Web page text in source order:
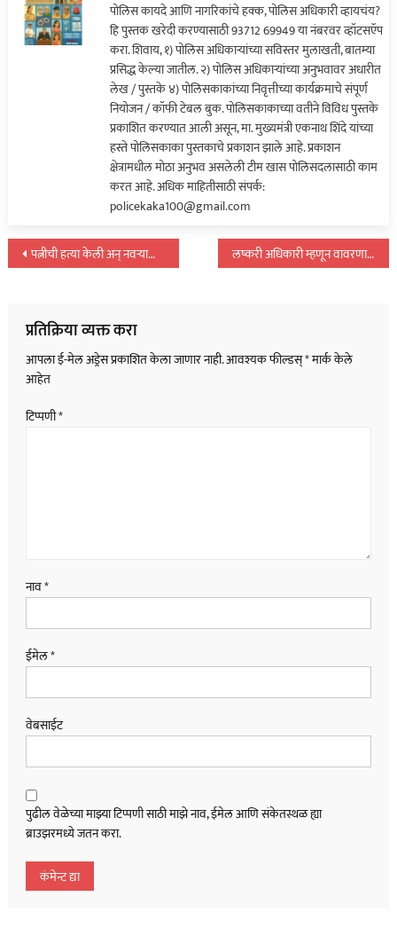
वडिलांची
दखल;
नात्याबाबत
सांगितले
की…
पोलिस कायदे आणि नागरिकांचे हक्क, पोलिस अधिकारी व्हायचंय?
हि पुस्तक खरेदी करण्यासाठी 93712 69949 या नंबरवर व्हॉटसऍप
करा. शिवाय, १) पोलिस अधिकाऱ्यांच्या सविस्तर मुलाखती, बातम्या
प्रसिद्ध केल्या जातील. २) पोलिस अधिकाऱ्यांच्या अनुभवावर अधारीत
लेख / पुस्तके ४) पोलिसकाकांच्या निवृत्तीच्या कार्यक्रमाचे संपूर्ण
नियोजन / कॉफी टेबल बुक. पोलिसकाकाच्या वतीने विविध पुस्तके
प्रकाशित करण्यात आली असून, मा. मुख्यमंत्री एकनाथ शिंदे यांच्या
हस्ते पोलिसकाका पुस्तकाचे प्रकाशन झाले आहे. प्रकाशन
क्षेत्रामधील मोठा अनुभव असलेली टीम खास पोलिसदलासाठी काम
करत आहे. अधिक माहितीसाठी संपर्क:
policekaka100@gmail.com
पोस्टचे
पत्नीची हत्या केली अन् नवऱ्याला आला हृदयविकाराचा झटका… लष्करी अधिकारी म्हणून वावरणारा पुणे रेल्वे स्थानकावर जेरबंद…
प्रतिक्रिया व्यक्त करा
आपला ई-मेल अड्रेस प्रकाशित केला जाणार नाही.आवश्यक फील्डस्*मार्क केले
आहेत
टिप्पणी*
नाव*
ईमेल*
वेबसाईट
पुढील वेळेच्या माझ्या टिप्पणी साठी माझे नाव, ईमेल आणि संकेतस्थळ ह्या
ब्राउझरमध्ये जतन करा.